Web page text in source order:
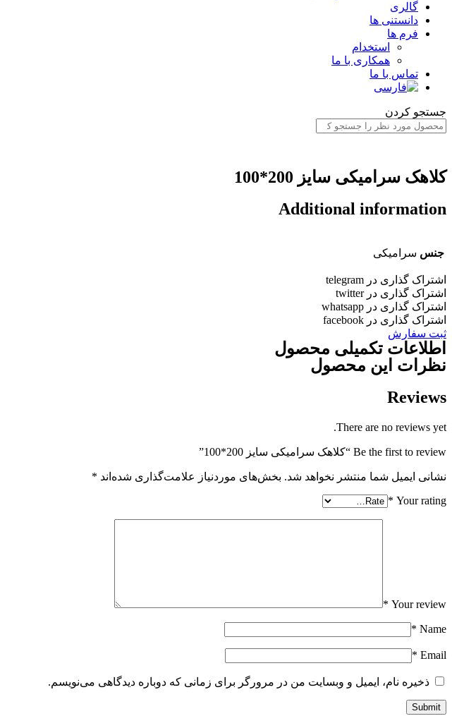
گالری
دانستنی ها
فرم ها
استخدام
همکاری با ما
تماس با ما
جستجو کردن
کلاهک سرامیکی سایز 200*100
Additional information
جنس سرامیکی
اشتراک گذاری در telegram
اشتراک گذاری در twitter
اشتراک گذاری در whatsapp
اشتراک گذاری در facebook
ثبت سفارش
اطلاعات تکمیلی محصول
نظرات این محصول
Reviews
There are no reviews yet.
Be the first to review “کلاهک سرامیکی سایز 200*100”
نشانی ایمیل شما منتشر نخواهد شد. بخش‌های موردنیاز علامت‌گذاری شده‌اند *
Your rating
*
Your review
*
Name
*
Email
*
ذخیره نام، ایمیل و وبسایت من در مرورگر برای زمانی که دوباره دیدگاهی می‌نویسم.